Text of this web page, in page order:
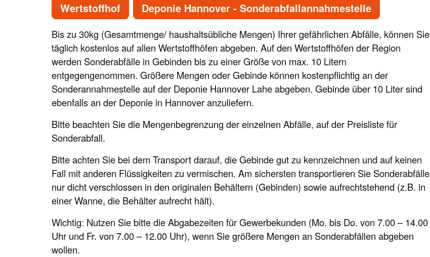
Wertstoffhof Deponie Hannover - Sonderabfallannahmestelle
Bis zu 30kg (Gesamtmenge/ haushaltsübliche Mengen) Ihrer gefährlichen Abfälle, können Sie
täglich kostenlos auf allen Wertstoffhöfen abgeben. Auf den Wertstoffhöfen der Region
werden Sonderabfälle in Gebinden bis zu einer Größe von max. 10 Litern
entgegengenommen. Größere Mengen oder Gebinde können kostenpflichtig an der
Sonderannahmestelle auf der Deponie Hannover Lahe abgeben. Gebinde über 10 Liter sind
ebenfalls an der Deponie in Hannover anzuliefern.
Bitte beachten Sie die Mengenbegrenzung der einzelnen Abfälle, auf der Preisliste für
Sonderabfall.
Bitte achten Sie bei dem Transport darauf, die Gebinde gut zu kennzeichnen und auf keinen
Fall mit anderen Flüssigkeiten zu vermischen. Am sichersten transportieren Sie Sonderabfälle
nur dicht verschlossen in den originalen Behältern (Gebinden) sowie aufrechtstehend (z.B. in
einer Wanne, die Behälter aufrecht hält).
Wichtig: Nutzen Sie bitte die Abgabezeiten für Gewerbekunden (Mo. bis Do. von 7.00 – 14.00
Uhr und Fr. von 7.00 – 12.00 Uhr), wenn Sie größere Mengen an Sonderabfällen abgeben
wollen.